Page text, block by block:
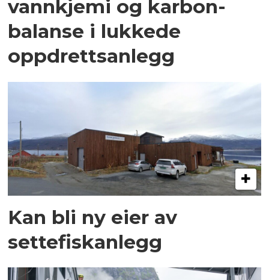
vannkjemi og karbon­
balanse i lukkede
oppdrettsanlegg
Kan bli ny eier av
settefiskanlegg